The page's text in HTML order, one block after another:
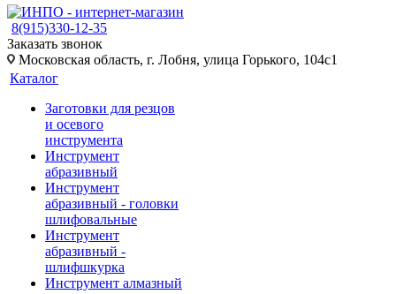
8(915)330-12-35
Заказать звонок
Московская область, г. Лобня, улица Горького, 104с1
Каталог
Заготовки для резцов
и осевого
инструмента
Инструмент
абразивный
Инструмент
абразивный - головки
шлифовальные
Инструмент
абразивный -
шлифшкурка
Инструмент алмазный